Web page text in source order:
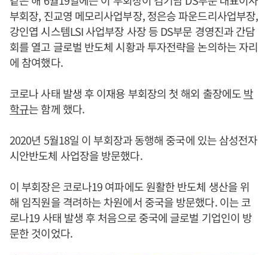
부회장, 진교영 메모리사업부장, 정은승 파운드리사업부장,
강인엽 시스템LSI 사업부장 사장 등 DS부문 경영진과 간담
회를 열고 글로벌 반도체 시황과 투자전략을 논의하는 자리
에 참여했다.
코로나 사태 발생 후 이재용 부회장의 첫 해외 출장에도박
학규는 함께 했다.
2020년 5월18일 이 부회장과 동행해 중국에 있는 삼성전자
시안반도체 사업장을 방문했다.
이 부회장은 코로나19 여파에도 원활한 반도체 생산을 위
해 임직원을 격려하는 차원에서 중국을 방문했다. 이는 코
로나19 사태 발생 후 처음으로 중국에 글로벌 기업인이 방
문한 것이었다.